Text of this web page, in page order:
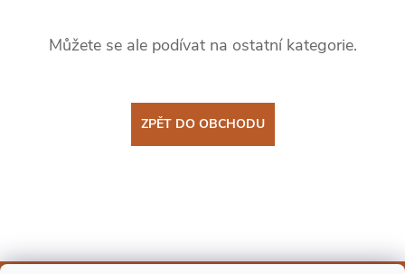
Můžete se ale podívat na ostatní kategorie.
ZPĚT DO OBCHODU